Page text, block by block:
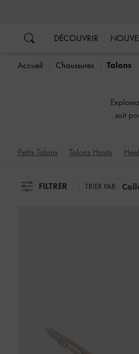
DÉCOUVRIR
Accueil Chaussures Talons
soit
Petits Talons Talons Hauts
FILTRER TRIER PAR: